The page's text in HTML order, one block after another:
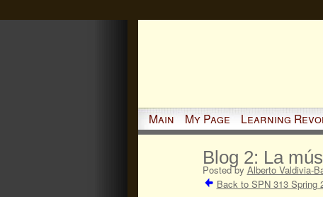
Main My Page Learning
Blog 2: La
Posted by Alberto Valdivia-
Back to SPN 313 Spring